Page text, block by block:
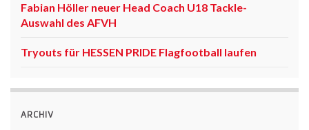
Fabian Höller neuer Head Coach U18 Tackle-
Auswahl des AFVH
Tryouts für HESSEN PRIDE Flagfootball laufen
ARCHIV